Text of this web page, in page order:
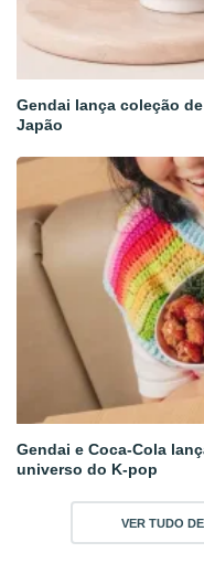
Gendai lança coleção
Japão
Gendai e Coca-Cola
universo do K-pop
VER TUDO